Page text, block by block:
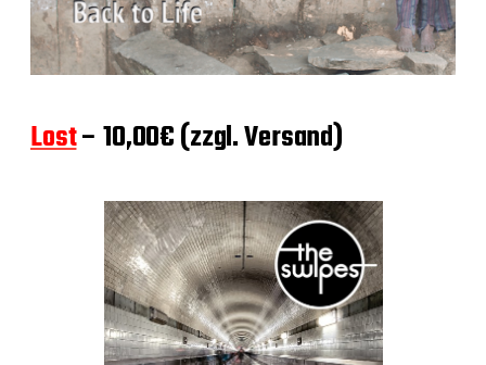
Lost– 10,00€ (zzgl. Versand)